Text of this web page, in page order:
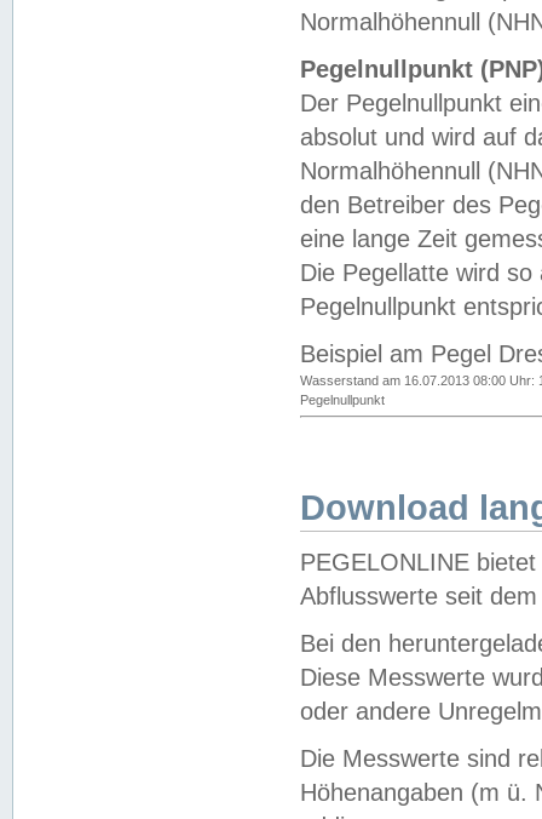
Normalhöhennull
Pegelnullpunkt
Der Pegelnullpunkt
absolut und wird auf
Normalhöhennull
den Betreiber des
eine lange Zeit
Die Pegellatte wird
Pegelnullpunkt
Beispiel am Pegel
Wasserstand am 16.07.2013 08:00 Uhr:
Pegelnullpunkt
Download
PEGELONLINE
Abflusswerte seit
Bei den
Diese Messwerte
oder andere
Die Messwerte sind
Höhenangaben (m ü.